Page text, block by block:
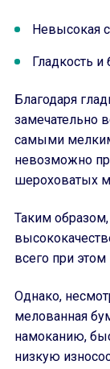
Невысокая
Гладкость и
Благодаря
замечательно
самыми
невозможно
шероховатых
Таким
всего при этом
Однако,
мелованная
намоканию,
низкую